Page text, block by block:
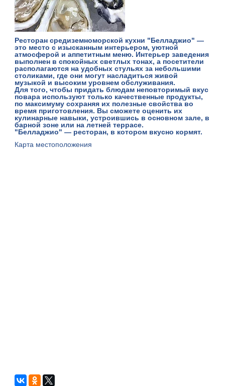
Ресторан средиземноморской кухни "Белладжио" —
это место с изысканным интерьером, уютной
атмосферой и аппетитным меню. Интерьер заведения
выполнен в спокойных светлых тонах, а посетители
располагаются на удобных стульях за небольшими
столиками, где они могут насладиться живой
музыкой и высоким уровнем обслуживания.
Для того, чтобы придать блюдам неповторимый вкус
повара используют только качественные продукты,
по максимуму сохраняя их полезные свойства во
время приготовления. Вы сможете оценить их
кулинарные навыки, устроившись в основном зале, в
барной зоне или на летней террасе.
"Белладжио" — ресторан, в котором вкусно кормят.
Карта местоположения